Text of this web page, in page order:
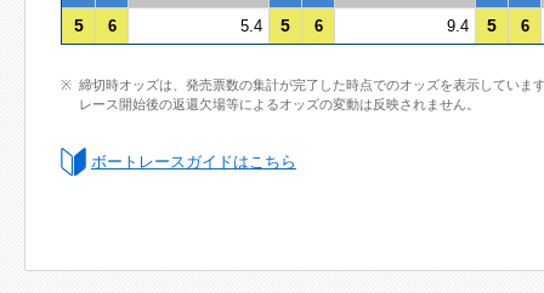
5 6 5.4 5 6 9.4 5 6
締切時オッズは、発売票数の集計が完了した時点でのオッズを表示していま
レース開始後の返還欠場等によるオッズの変動は反映されません。
ボートレースガイドはこちら